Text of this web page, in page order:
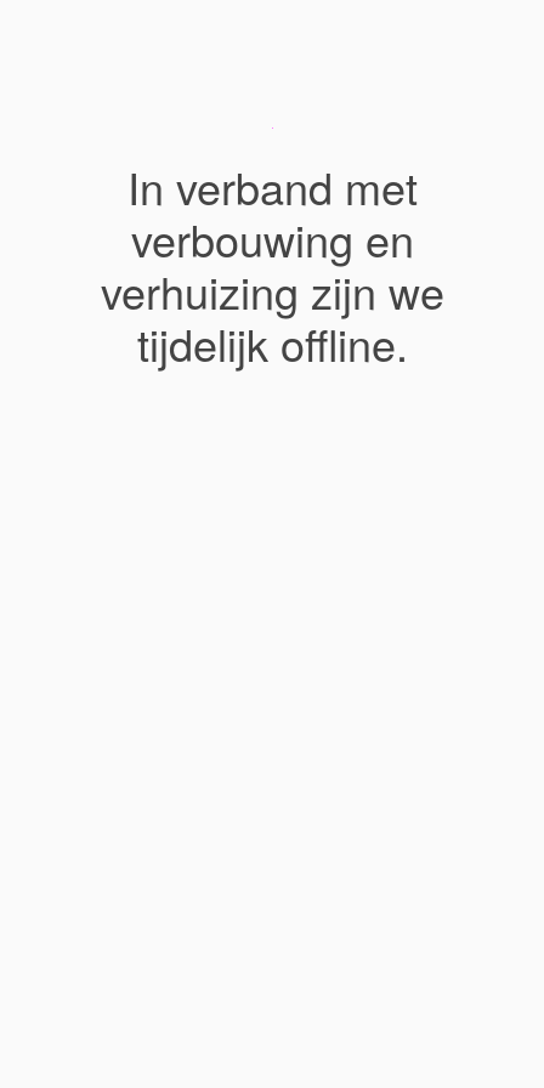
In verband met
verbouwing en
verhuizing zijn we
tijdelijk offline.